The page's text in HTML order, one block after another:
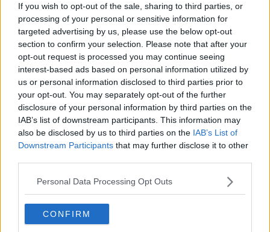
If you wish to opt-out of the sale, sharing to third parties, or
processing of your personal or sensitive information for
targeted advertising by us, please use the below opt-out
section to confirm your selection. Please note that after your
opt-out request is processed you may continue seeing
interest-based ads based on personal information utilized by
us or personal information disclosed to third parties prior to
your opt-out. You may separately opt-out of the further
disclosure of your personal information by third parties on the
IAB’s list of downstream participants. This information may
also be disclosed by us to third parties on the IAB’s List of
Downstream Participants that may further disclose it to other
Personal Data Processing Opt Outs
CONFIRM
“Interessante poi vedere come la stagione turistica , guardando i
dati della
tassa di soggiorno
, che per la prima volta ci consente di
fareun’analisi più precisarispetto agli anni passati - ha aggiunto
Baruffa -,inizi a marzo e continui fino a novembre, poi una sosta
di qualche settimana per poi risalire per il ponte dell'Immacolata e
gli ultimi giorni dell'anno”.
Inoltre, sempre dai dati, è possibile vedere quali sono le
provenienze italiane e straniere che più pernottano a Volterra
In testa per quanto riguarda i turisti italiani c'è laLombardia con il
29%, seguito dalla Toscana con il 14% e dal Veneto con il 9% e via
via Emilia Romagna, Piemonte, Lazio.
21% e Stati Uniti d'America con l’11%. Seguito dall' Australia,
Polonia, Paesi Bassi”.
Una fotografia che va dal 1 marzo 2018, quando è entrata in vigore
la tassa di soggiorno,al 31 dicembre 2018.